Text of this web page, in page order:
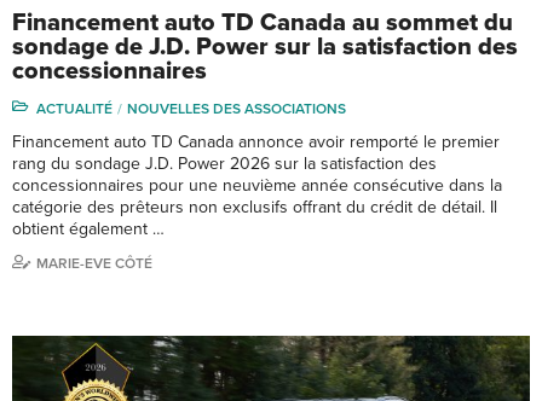
Financement auto TD Canada au sommet du
sondage de J.D. Power sur la satisfaction des
concessionnaires
ACTUALITÉ NOUVELLES DES ASSOCIATIONS
Financement auto TD Canada annonce avoir remporté le premier
rang du sondage J.D. Power 2026 sur la satisfaction des
concessionnaires pour une neuvième année consécutive dans la
catégorie des prêteurs non exclusifs offrant du crédit de détail. Il
obtient également …
MARIE-EVE CÔTÉ